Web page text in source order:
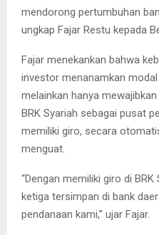
mendorong pertumbuhan
ungkap Fajar Restu kepada
Fajar menekankan bahwa
investor menanamkan
melainkan hanya
BRK Syariah sebagai pusat
memiliki giro, secara
menguat.
“Dengan memiliki giro di
ketiga tersimpan di bank
pendanaan kami,” ujar Fajar.